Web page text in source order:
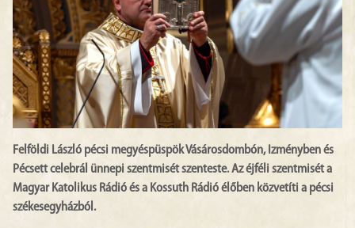
Felföldi László pécsi megyéspüspök Vásárosdombón, Izményben és
Pécsett celebrál ünnepi szentmisét szenteste. Az éjféli szentmisét a
Magyar Katolikus Rádió és a Kossuth Rádió élőben közvetíti a pécsi
székesegyházból.